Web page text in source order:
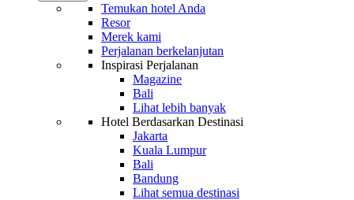
Temukan hotel Anda
Resor
Merek kami
Perjalanan berkelanjutan
Inspirasi Perjalanan
Magazine
Bali
Lihat lebih banyak
Hotel Berdasarkan Destinasi
Jakarta
Kuala Lumpur
Bali
Bandung
Lihat semua destinasi